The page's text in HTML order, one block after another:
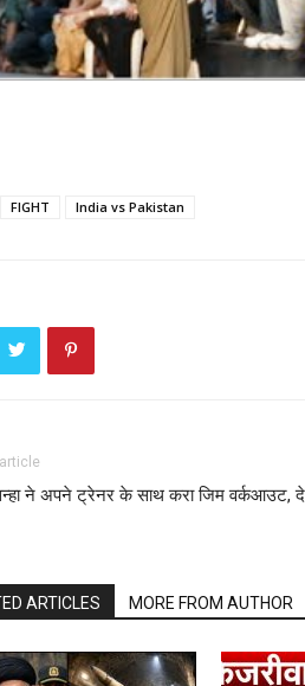
FIGHT India vs Pakistan
ने अपने ट्रेनर के साथ करा जिम वर्कआउट,
ARTICLES MORE FROM AUTHOR